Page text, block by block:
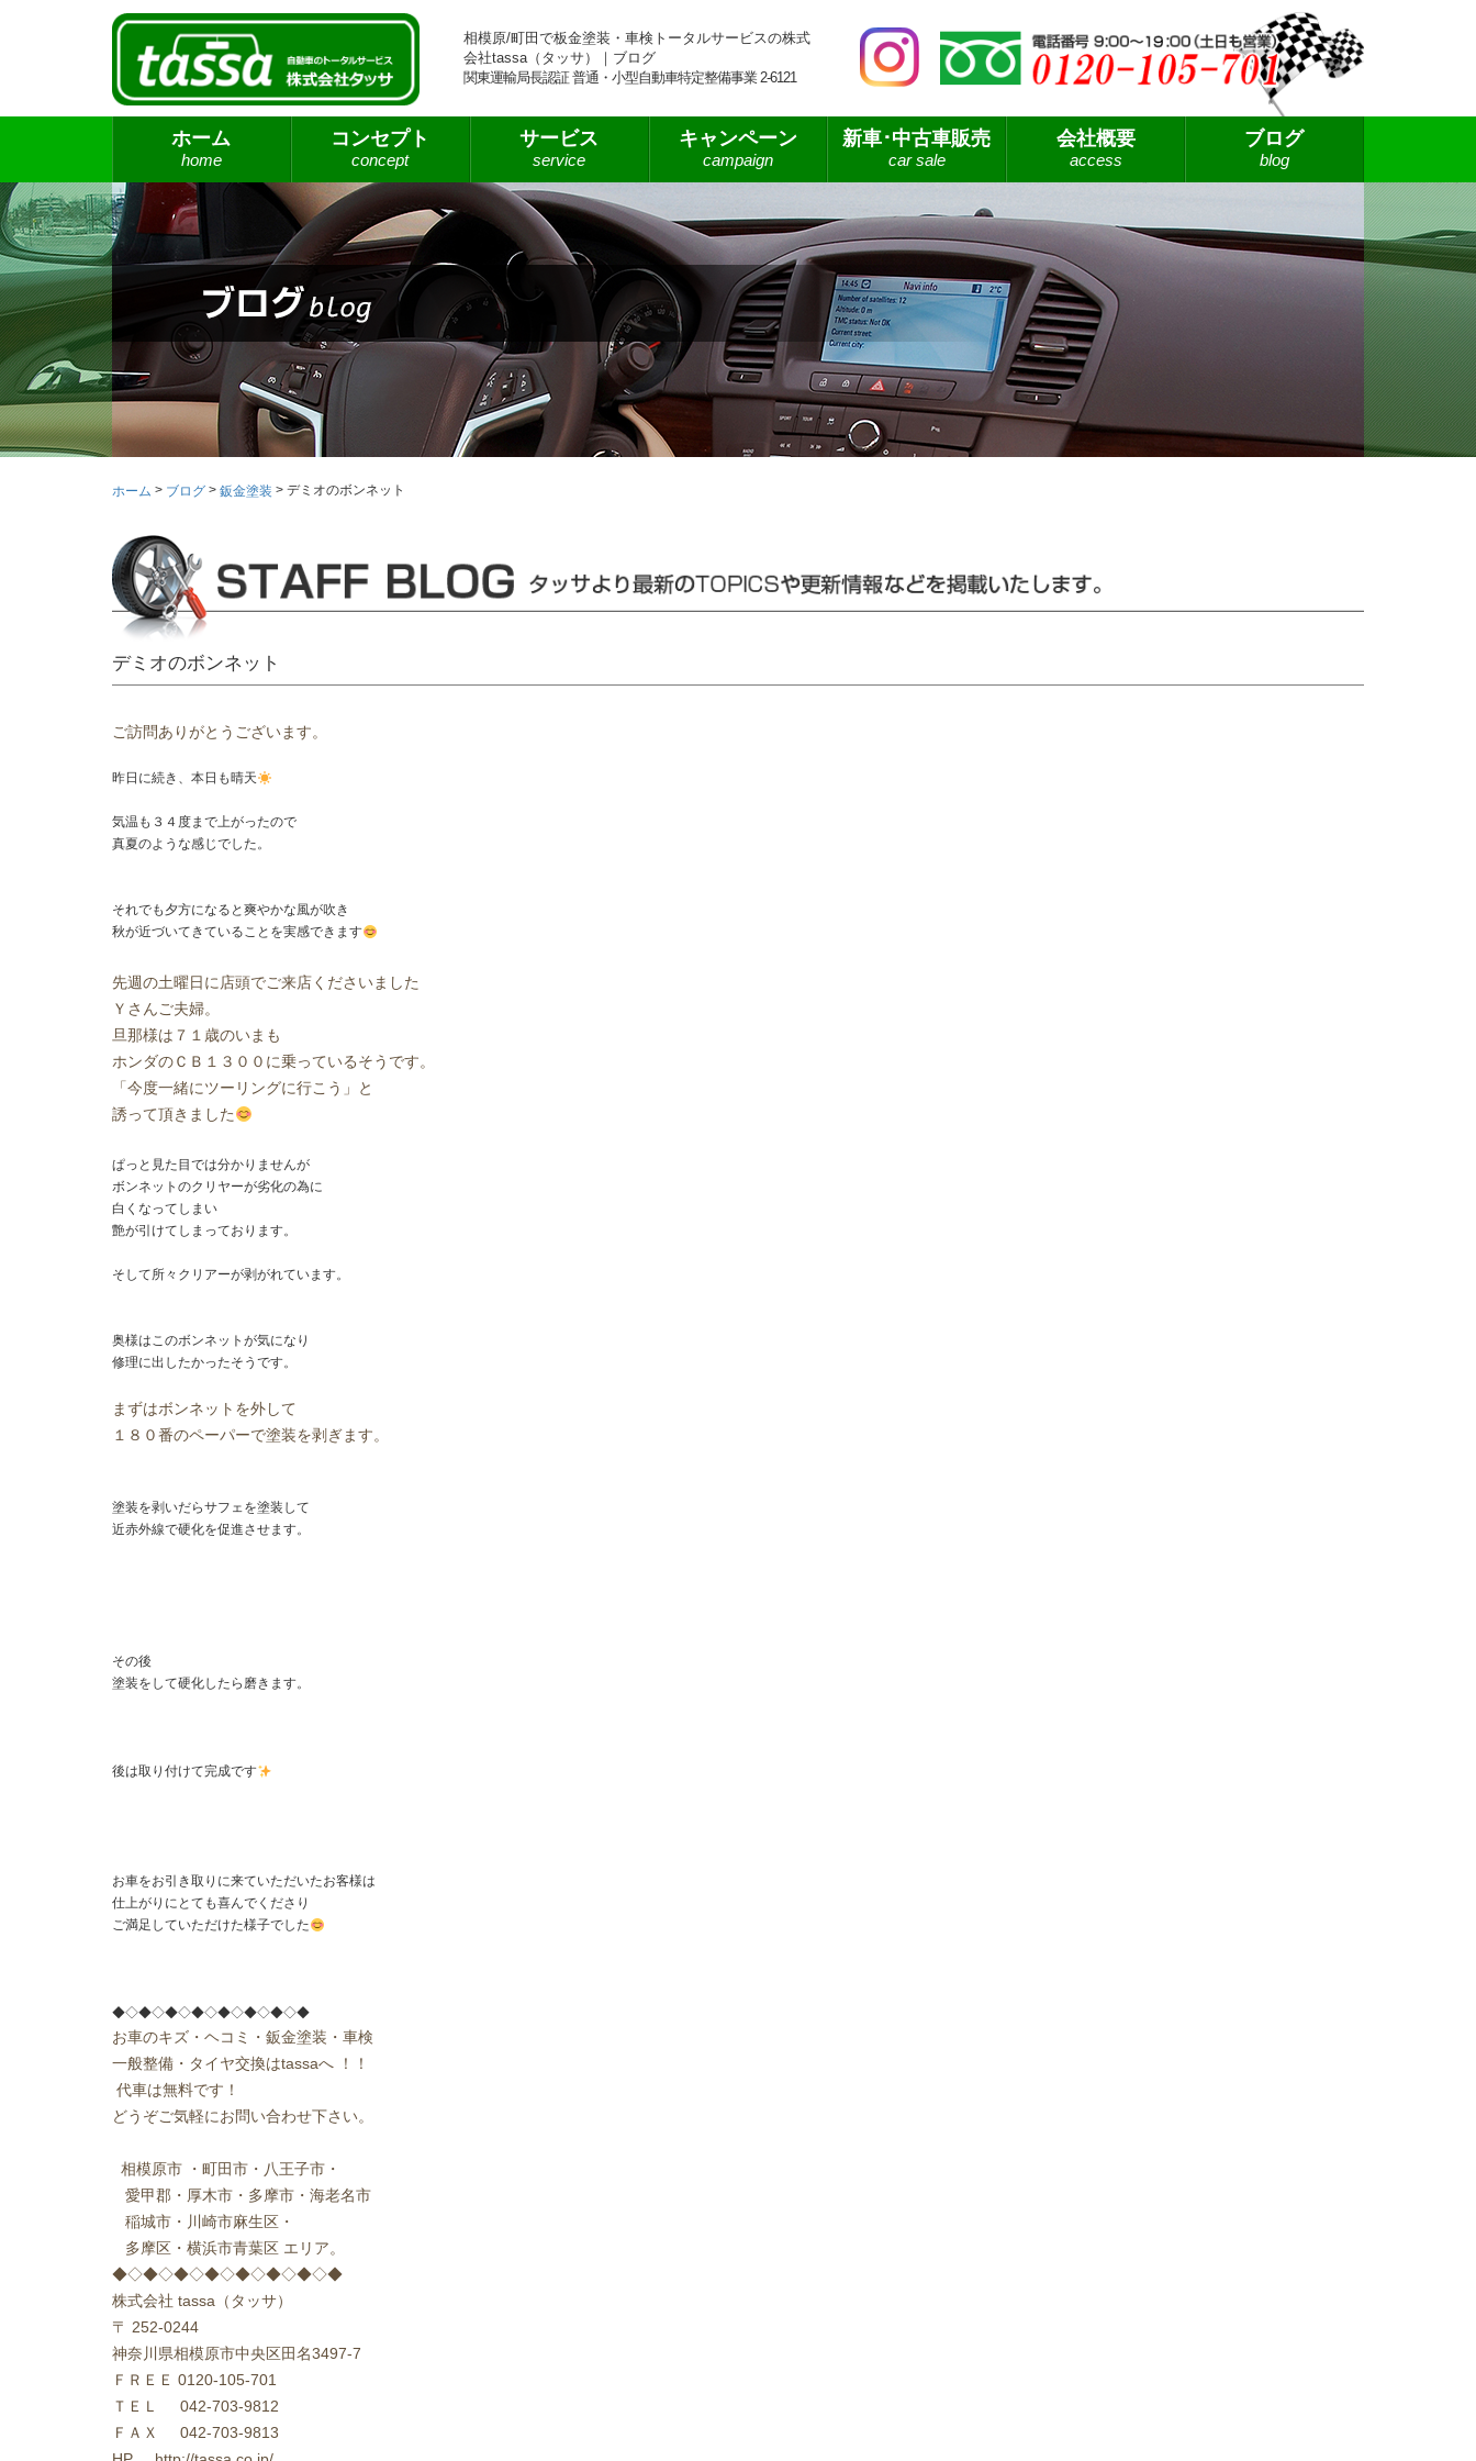
相模原/町田で板金塗装・車検トータルサービスの株式
会社tassa（タッサ）｜ブログ
関東運輸局長認証 普通・小型自動車特定整備事業 2-6121
ホーム
home
コンセプト
concept
サービス
service
キャンペーン
campaign
新車･中古車販売
car sale
会社概要
access
ブログ
blog
ホーム > ブログ > 鈑金塗装 > デミオのボンネット
デミオのボンネット
ご訪問ありがとうございます。
昨日に続き、本日も晴天
気温も３４度まで上がったので
真夏のような感じでした。
それでも夕方になると爽やかな風が吹き
秋が近づいてきていることを実感できます
先週の土曜日に店頭でご来店くださいました
Ｙさんご夫婦。
旦那様は７１歳のいまも
ホンダのＣＢ１３００に乗っているそうです。
「今度一緒にツーリングに行こう」と
誘って頂きました
ぱっと見た目では分かりませんが
ボンネットのクリヤーが劣化の為に
白くなってしまい
艶が引けてしまっております。
そして所々クリアーが剥がれています。
奥様はこのボンネットが気になり
修理に出したかったそうです。
まずはボンネットを外して
１８０番のペーパーで塗装を剥ぎます。
塗装を剥いだらサフェを塗装して
近赤外線で硬化を促進させます。
その後
塗装をして硬化したら磨きます。
後は取り付けて完成です
お車をお引き取りに来ていただいたお客様は
仕上がりにとても喜んでくださり
ご満足していただけた様子でした
◆◇◆◇◆◇◆◇◆◇◆◇◆◇◆
お車のキズ・ヘコミ・鈑金塗装・車検
一般整備・タイヤ交換はtassaへ
！！
代車は無料です！
どうぞご気軽にお問い合わせ下さい。
相模原市
・町田市・八王子市・
愛甲郡・厚木市・多摩市・海老名市
稲城市・川崎市麻生区・
多摩区・横浜市青葉区 エリア。
◆◇◆◇◆◇◆◇◆◇◆◇◆◇◆
株式会社 tassa （タッサ）
〒 252-0244
神奈川県相模原市中央区田名3497-7
ＦＲＥＥ 0120-105-701
ＴＥＬ
042-703-9812
ＦＡＸ
042-703-9813